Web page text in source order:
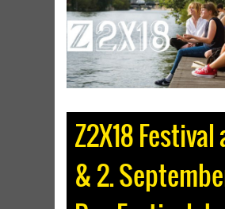
Z2X18 Festival
& 2.